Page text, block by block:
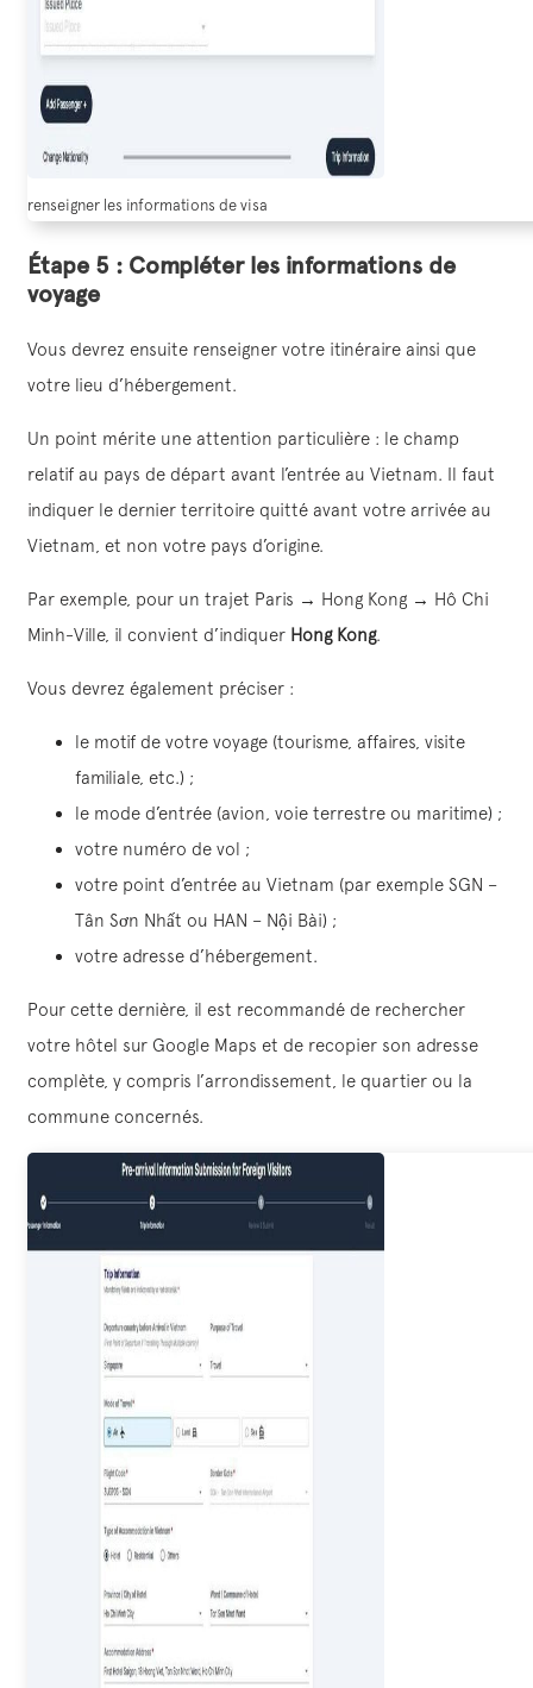
renseigner les informations de visa
Étape 5 : Compléter les informations de
voyage
Vous devrez ensuite renseigner votre itinéraire ainsi que
votre lieu d’hébergement.
Un point mérite une attention particulière : le champ
relatif au pays de départ avant l’entrée au Vietnam. Il faut
indiquer le dernier territoire quitté avant votre arrivée au
Vietnam, et non votre pays d’origine.
Par exemple, pour un trajet Paris → Hong Kong → Hô Chi
Minh-Ville, il convient d’indiquer Hong Kong.
Vous devrez également préciser :
le motif de votre voyage (tourisme, affaires, visite
familiale, etc.) ;
le mode d’entrée (avion, voie terrestre ou maritime) ;
votre numéro de vol ;
votre point d’entrée au Vietnam (par exemple SGN –
Tân Sơn Nhất ou HAN – Nội Bài) ;
votre adresse d’hébergement.
Pour cette dernière, il est recommandé de rechercher
votre hôtel sur Google Maps et de recopier son adresse
complète, y compris l’arrondissement, le quartier ou la
commune concernés.